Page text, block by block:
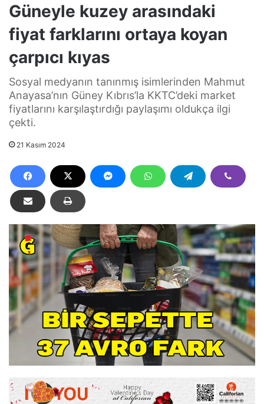
Güneyle kuzey arasındaki
fiyat farklarını ortaya koyan
çarpıcı kıyas
Sosyal medyanın tanınmış isimlerinden Mahmut
Anayasa’nın Güney Kıbrıs’la KKTC’deki market
fiyatlarını karşılaştırdığı paylaşımı oldukça ilgi
çekti.
21 Kasım 2024